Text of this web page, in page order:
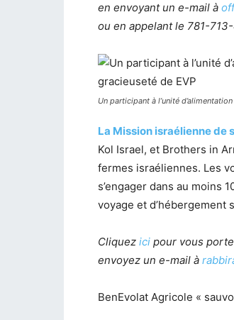
en envoyant un e-mail à
ou en appelant le 781-
Un participant à l’unité
La Mission israélienne de
Kol Israel, et Brothers in
fermes israéliennes. Les
s’engager dans au moins
voyage et d’hébergement
Cliquez ici pour vous
envoyez un e-mail à
BenEvolat Agricole «